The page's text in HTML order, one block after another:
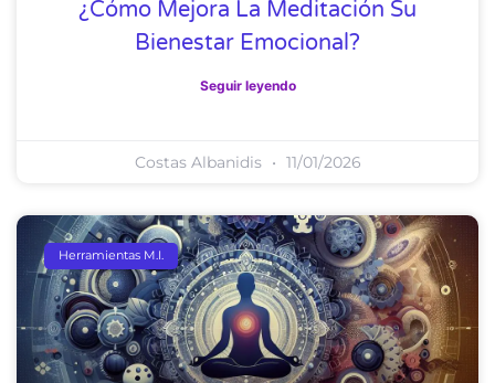
¿Cómo Mejora La Meditación Su
Bienestar Emocional?
Seguir leyendo
Costas Albanidis 11/01/2026
Herramientas M.I.